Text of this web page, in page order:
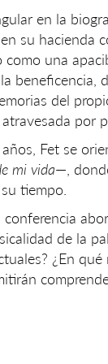
en la
su hacienda
como una
beneficencia,
del
por
Fet se
mi vida—,
tiempo.
de la
¿En